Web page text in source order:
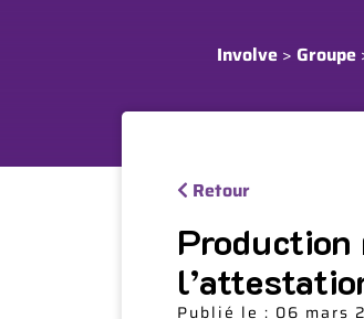
Involve > Groupe
Retour
Production
Publié le : 06 mars